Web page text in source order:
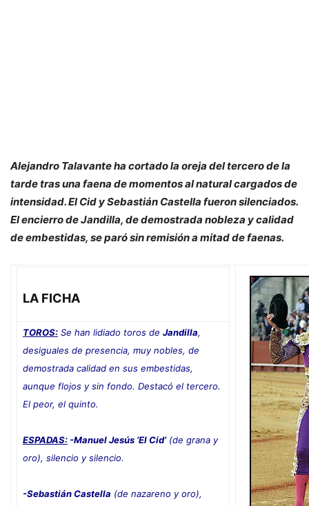
Alejandro Talavante ha cortado la oreja del tercero de la
tarde tras una faena de momentos al natural cargados de
intensidad. El Cid y Sebastián Castella fueron silenciados.
El encierro de Jandilla, de demostrada nobleza y calidad
de embestidas, se paró sin remisión a mitad de faenas.
LA FICHA
TOROS: Se han lidiado toros de Jandilla,
desiguales de presencia, muy nobles, de
demostrada calidad en sus embestidas,
aunque flojos y sin fondo. Destacó el tercero.
El peor, el quinto.
ESPADAS: -Manuel Jesús ‘El Cid’(de grana y
oro), silencio y silencio.
-Sebastián Castella (de nazareno y oro),